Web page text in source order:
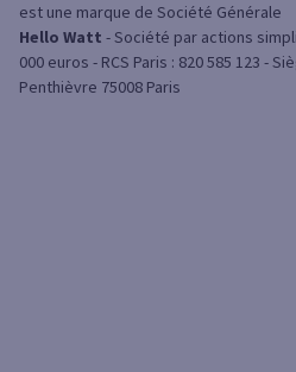
est une marque de Société Générale
Hello Watt - Société par actions
000 euros - RCS Paris : 820 585 123 -
Penthièvre 75008 Paris